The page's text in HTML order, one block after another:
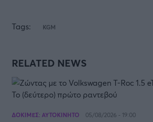
Tags: KGM
RELATED NEWS
ΔΟΚΙΜΕΣ: ΑΥΤΟΚΙΝΗΤΟ 05/08/2026 - 19:00